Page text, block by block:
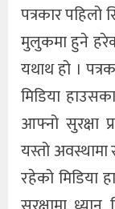
पत्रकार पहिलो
मुलुकमा हुने हरेक
यथाथ हो ।
मिडिया
आफ्नो सुरक्षा
यस्तो
रहेको मिडिया